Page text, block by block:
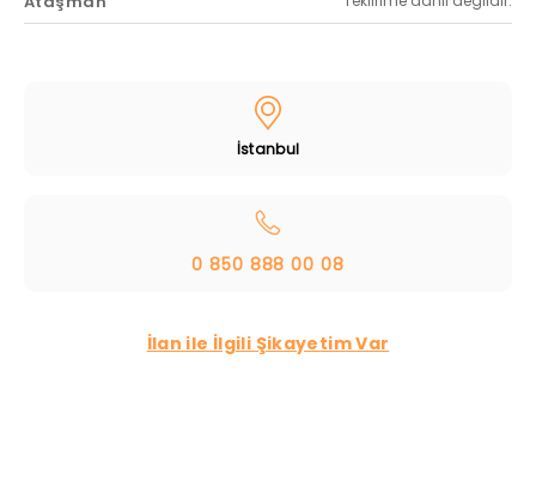
İstanbul
0 850 888 00 08
İlan ile İlgili Şikayetim Var